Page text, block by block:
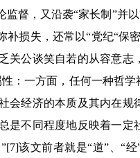
监督，又沿袭“家长制 ”并
补损失，还常以“党纪“保密
关公谈笑自若的从容意
：一方面，任何一种哲
会经济的本质及其内在
是不同程度地反映着一
”[7]该文前者就是“道” “经